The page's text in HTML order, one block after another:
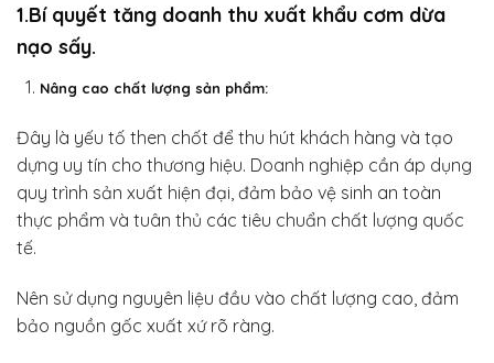
1.Bí quyết tăng doanh thu xuất khẩu cơm dừa
nạo sấy.
Nâng cao chất lượng sản phẩm:
Đây là yếu tố then chốt để thu hút khách hàng và tạo
dựng uy tín cho thương hiệu. Doanh nghiệp cần áp dụng
quy trình sản xuất hiện đại, đảm bảo vệ sinh an toàn
thực phẩm và tuân thủ các tiêu chuẩn chất lượng quốc
tế.
Nên sử dụng nguyên liệu đầu vào chất lượng cao, đảm
bảo nguồn gốc xuất xứ rõ ràng.